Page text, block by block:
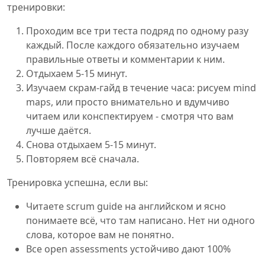
тренировки:
Проходим все три теста подряд по одному разу
каждый. После каждого обязательно изучаем
правильные ответы и комментарии к ним.
Отдыхаем 5-15 минут.
Изучаем скрам-гайд в течение часа: рисуем mind
maps, или просто внимательно и вдумчиво
читаем или конспектируем - смотря что вам
лучше даётся.
Снова отдыхаем 5-15 минут.
Повторяем всё сначала.
Тренировка успешна, если вы:
Читаете scrum guide на английском и ясно
понимаете всё, что там написано. Нет ни одного
слова, которое вам не понятно.
Все open assessments устойчиво дают 100%